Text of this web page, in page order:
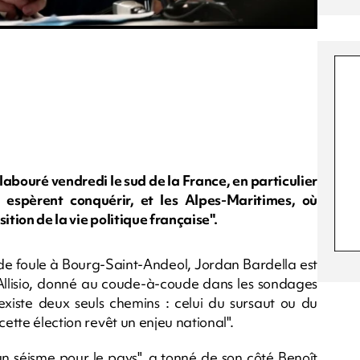
vendredi le sud de la France, en particulier
conquérir, et les Alpes-Maritimes, où
de la vie politique française".
foule à Bourg-Saint-Andeol, Jordan Bardella est
donné au coude-à-coude dans les sondages
deux seuls chemins : celui du sursaut ou du
élection revêt un enjeu national".